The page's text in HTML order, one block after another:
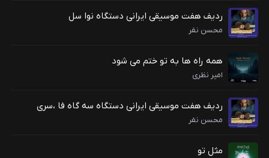
ردیف هفت موسیقی ایرانی دستگاه نوا سل
محسن نفر
همه راه ها به تو ختم می شود
امیر نظری
ردیف هفت موسیقی ایرانی دستگاه سه گاه فا ،سری
محسن نفر
مثل تو